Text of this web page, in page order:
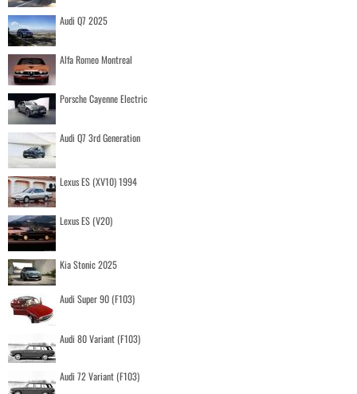
Audi Q7 2025
Alfa Romeo Montreal
Porsche Cayenne Electric
Audi Q7 3rd Generation
Lexus ES (XV10) 1994
Lexus ES (V20)
Kia Stonic 2025
Audi Super 90 (F103)
Audi 80 Variant (F103)
Audi 72 Variant (F103)